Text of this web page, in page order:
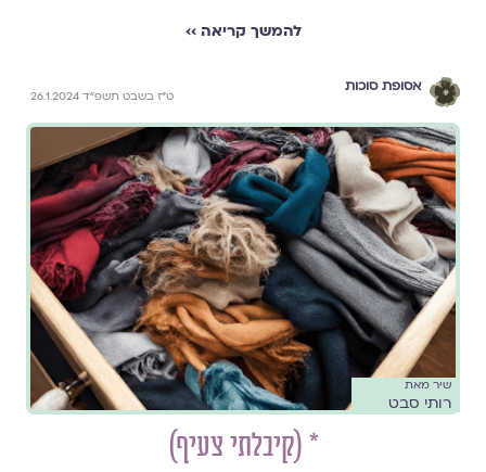
להמשך קריאה ››
אסופת סוכות
ט״ז בשבט תשפ״ד 26.1.2024
שיר מאת
רותי סבט
* (קיבלתי צעיף)